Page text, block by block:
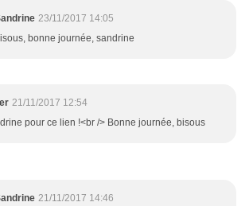
23/11/2017 14:05
bonne journée, sandrine
21/11/2017 12:54
pour ce lien !<br /> Bonne journée, bisous
21/11/2017 14:46